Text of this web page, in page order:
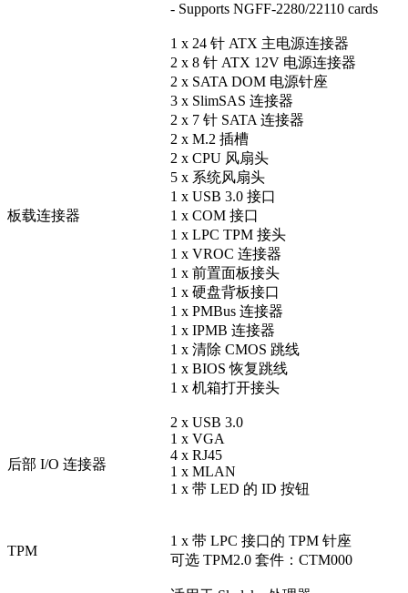
- Supports NGFF-2280/22110 cards
板载连接器
1 x 24 针 ATX 主电源连接器
2 x 8 针 ATX 12V 电源连接器
2 x SATA DOM 电源针座
3 x SlimSAS 连接器
2 x 7 针 SATA 连接器
2 x M.2 插槽
2 x CPU 风扇头
5 x 系统风扇头
1 x USB 3.0 接口
1 x COM 接口
1 x LPC TPM 接头
1 x VROC 连接器
1 x 前置面板接头
1 x 硬盘背板接口
1 x PMBus 连接器
1 x IPMB 连接器
1 x 清除 CMOS 跳线
1 x BIOS 恢复跳线
1 x 机箱打开接头
后部 I/O 连接器
2 x USB 3.0
1 x VGA
4 x RJ45
1 x MLAN
1 x 带 LED 的 ID 按钮
TPM
1 x 带 LPC 接口的 TPM 针座
可选 TPM2.0 套件：CTM000